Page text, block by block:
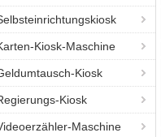
Kiosk-Maschine
Kiosk
Kiosk
Maschine